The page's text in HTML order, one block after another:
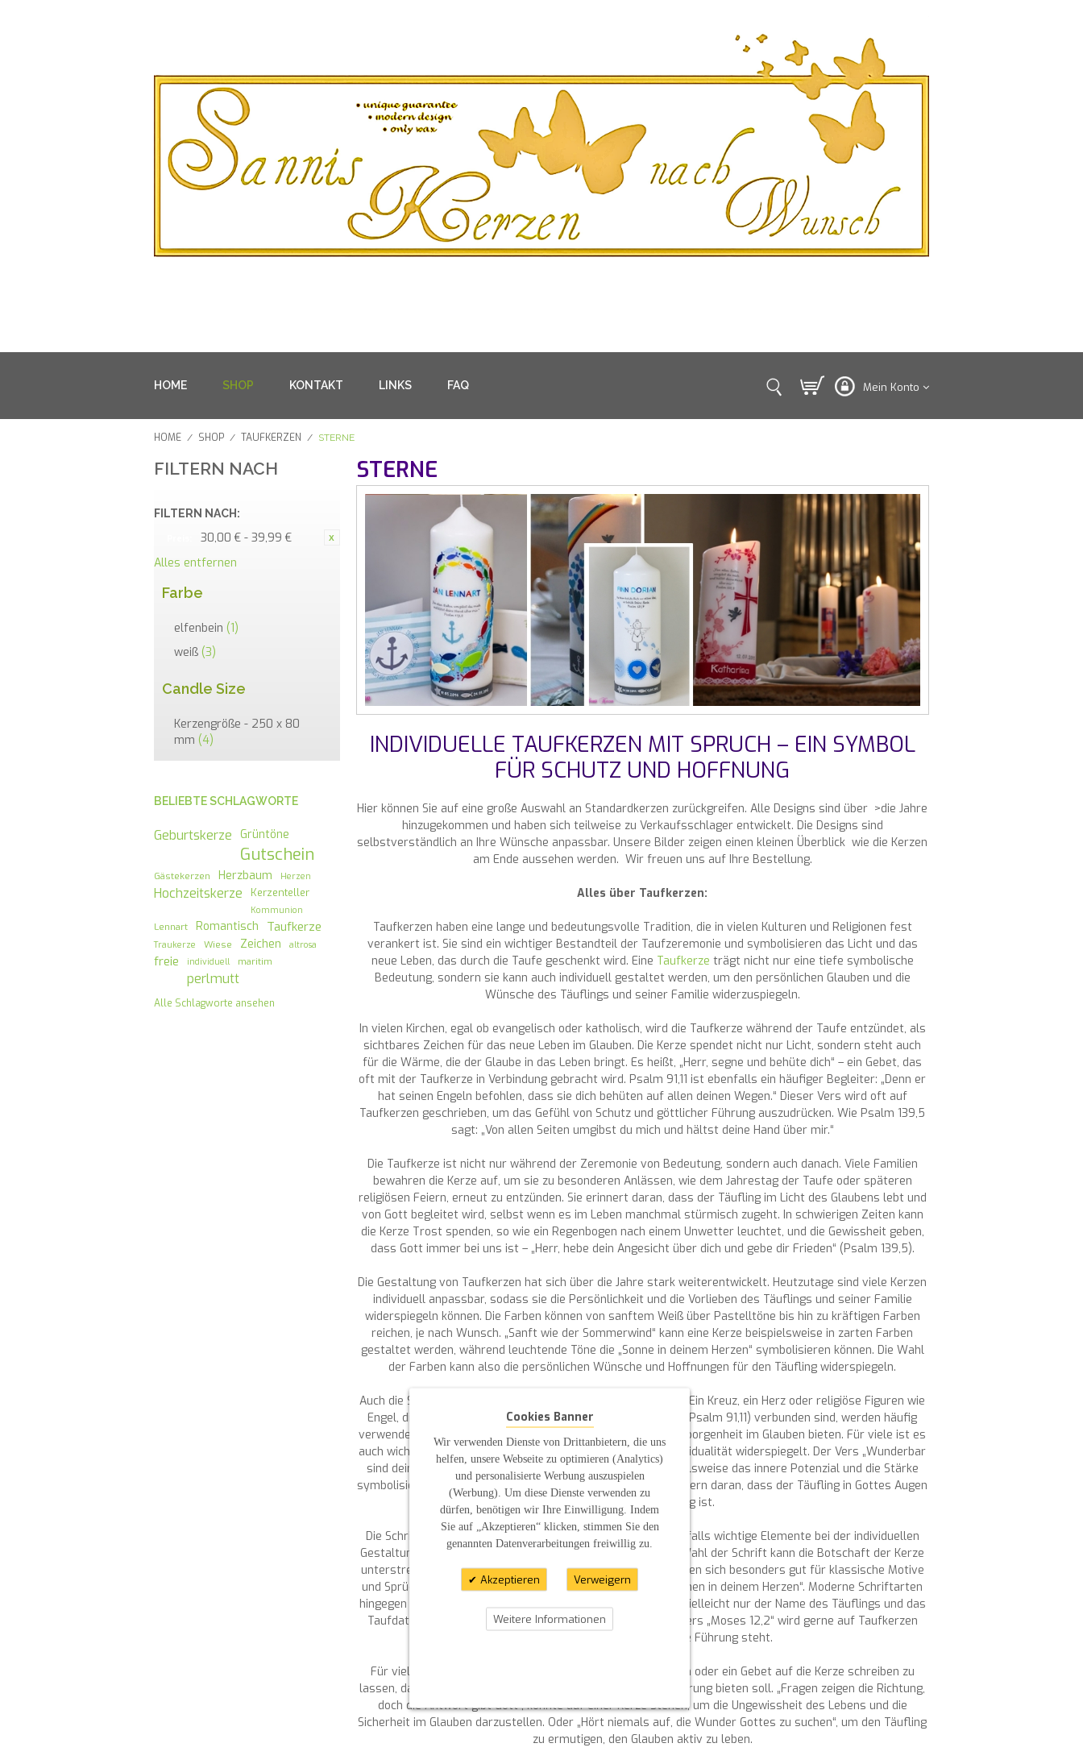
Mein Konto
HOME SHOP KONTAKT LINKS FAQ
HOME / SHOP / TAUFKERZEN / STERNE
FILTERN NACH
FILTERN NACH:
30,00 € - 39,99 €
Alles entfernen
Farbe
elfenbein (1)
weiß (3)
Candle Size
Kerzengröße - 250 x 80
mm (4)
STERNE
INDIVIDUELLE TAUFKERZEN MIT SPRUCH – EIN SYMBOL
FÜR SCHUTZ UND HOFFNUNG
Hier können Sie auf eine große Auswahl an Standardkerzen zurückgreifen. Alle Designs sind über >die Jahre
hinzugekommen und haben sich teilweise zu Verkaufsschlager entwickelt. Die Designs sind
selbstverständlich an Ihre Wünsche anpassbar. Unsere Bilder zeigen einen kleinen Überblick wie die Kerzen
am Ende aussehen werden. Wir freuen uns auf Ihre Bestellung.
Alles über Taufkerzen:
Taufkerzen haben eine lange und bedeutungsvolle Tradition, die in vielen Kulturen und Religionen fest
verankert ist. Sie sind ein wichtiger Bestandteil der Taufzeremonie und symbolisieren das Licht und das
neue Leben, das durch die Taufe geschenkt wird. Eine Taufkerze trägt nicht nur eine tiefe symbolische
Bedeutung, sondern sie kann auch individuell gestaltet werden, um den persönlichen Glauben und die
Wünsche des Täuflings und seiner Familie widerzuspiegeln.
In vielen Kirchen, egal ob evangelisch oder katholisch, wird die Taufkerze während der Taufe entzündet, als
sichtbares Zeichen für das neue Leben im Glauben. Die Kerze spendet nicht nur Licht, sondern steht auch
für die Wärme, die der Glaube in das Leben bringt. Es heißt, „Herr, segne und behüte dich“ – ein Gebet, das
oft mit der Taufkerze in Verbindung gebracht wird. Psalm 91,11 ist ebenfalls ein häufiger Begleiter: „Denn er
hat seinen Engeln befohlen, dass sie dich behüten auf allen deinen Wegen.“ Dieser Vers wird oft auf
Taufkerzen geschrieben, um das Gefühl von Schutz und göttlicher Führung auszudrücken. Wie Psalm 139,5
sagt: „Von allen Seiten umgibst du mich und hältst deine Hand über mir.“
Die Taufkerze ist nicht nur während der Zeremonie von Bedeutung, sondern auch danach. Viele Familien
bewahren die Kerze auf, um sie zu besonderen Anlässen, wie dem Jahrestag der Taufe oder späteren
religiösen Feiern, erneut zu entzünden. Sie erinnert daran, dass der Täufling im Licht des Glaubens lebt und
von Gott begleitet wird, selbst wenn es im Leben manchmal stürmisch zugeht. In schwierigen Zeiten kann
die Kerze Trost spenden, so wie ein Regenbogen nach einem Unwetter leuchtet, und die Gewissheit geben,
dass Gott immer bei uns ist – „Herr, hebe dein Angesicht über dich und gebe dir Frieden“ (Psalm 139,5).
Die Gestaltung von Taufkerzen hat sich über die Jahre stark weiterentwickelt. Heutzutage sind viele Kerzen
individuell anpassbar, sodass sie die Persönlichkeit und die Vorlieben des Täuflings und seiner Familie
widerspiegeln können. Die Farben können von sanftem Weiß über Pastelltöne bis hin zu kräftigen Farben
reichen, je nach Wunsch. „Sanft wie der Sommerwind“ kann eine Kerze beispielsweise in zarten Farben
gestaltet werden, während leuchtende Töne die „Sonne in deinem Herzen“ symbolisieren können. Die Wahl
der Farben kann also die persönlichen Wünsche und Hoffnungen für den Täufling widerspiegeln.
Auch die Symbole auf Taufkerzen sind von großer Bedeutung. Ein Kreuz, ein Herz oder religiöse Figuren wie
Engel, die oft mit dem Vers „Er hat seinen Engeln befohlen“ (Psalm 91,11) verbunden sind, werden häufig
verwendet. Diese Symbole sollen dem Täufling Schutz und Geborgenheit im Glauben bieten. Für viele ist es
auch wichtig, dass die Gestaltung der Kerze eine gewisse Individualität widerspiegelt. Der Vers „Wunderbar
sind deine Werke“ oder „Aufrecht wie ein Baum“ kann beispielsweise das innere Potenzial und die Stärke
symbolisieren, die im Täufling gesehen wird. Diese Worte erinnern daran, dass der Täufling in Gottes Augen
wertvoll und einzigartig ist.
Die Schriftart und die Gestaltung der Beschriftung sind ebenfalls wichtige Elemente bei der individuellen
Gestaltung einer Taufkerze. Ob modern oder klassisch – die Wahl der Schrift kann die Botschaft der Kerze
unterstreichen. Verschnörkelte, traditionelle Schriftarten eignen sich besonders gut für klassische Motive
und Sprüche wie „Erkennt meine Seele“ oder „Gewissheit wohnen in deinem Herzen“. Moderne Schriftarten
hingegen passen gut zu minimalistischen Designs, bei denen vielleicht nur der Name des Täuflings und das
Taufdatum auf der Kerze zu finden sind. Auch der beliebte Vers „Moses 12,2“ wird gerne auf Taufkerzen
eingraviert, da er für die göttliche Führung steht.
Für viele Eltern ist es ein besonderes Anliegen, einen Spruch oder ein Gebet auf die Kerze schreiben zu
lassen, das ihrem Kind auf seinem Lebensweg Schutz und Führung bieten soll. „Fragen zeigen die Richtung,
doch die Antwort gibt Gott“, könnte auf einer Kerze stehen, um die Ungewissheit des Lebens und die
Sicherheit im Glauben darzustellen. Oder „Hört niemals auf, die Wunder Gottes zu suchen“, um den Täufling
zu ermutigen, den Glauben aktiv zu leben.
BELIEBTE SCHLAGWORTE
Geburtskerze Grüntöne
Gutschein
Gästekerzen Herzbaum Herzen
Hochzeitskerze Kerzenteller
Kommunion
Lennart Romantisch Taufkerze
Traukerze Wiese Zeichen altrosa
freie individuell maritim
perlmutt
Alle Schlagworte ansehen
Cookies Banner
Wir verwenden Dienste von Drittanbietern, die uns
helfen, unsere Webseite zu optimieren (Analytics)
und personalisierte Werbung auszuspielen
(Werbung). Um diese Dienste verwenden zu
dürfen, benötigen wir Ihre Einwilligung. Indem
Sie auf „Akzeptieren“ klicken, stimmen Sie den
genannten Datenverarbeitungen freiwillig zu.
Akzeptieren Verweigern
Weitere Informationen